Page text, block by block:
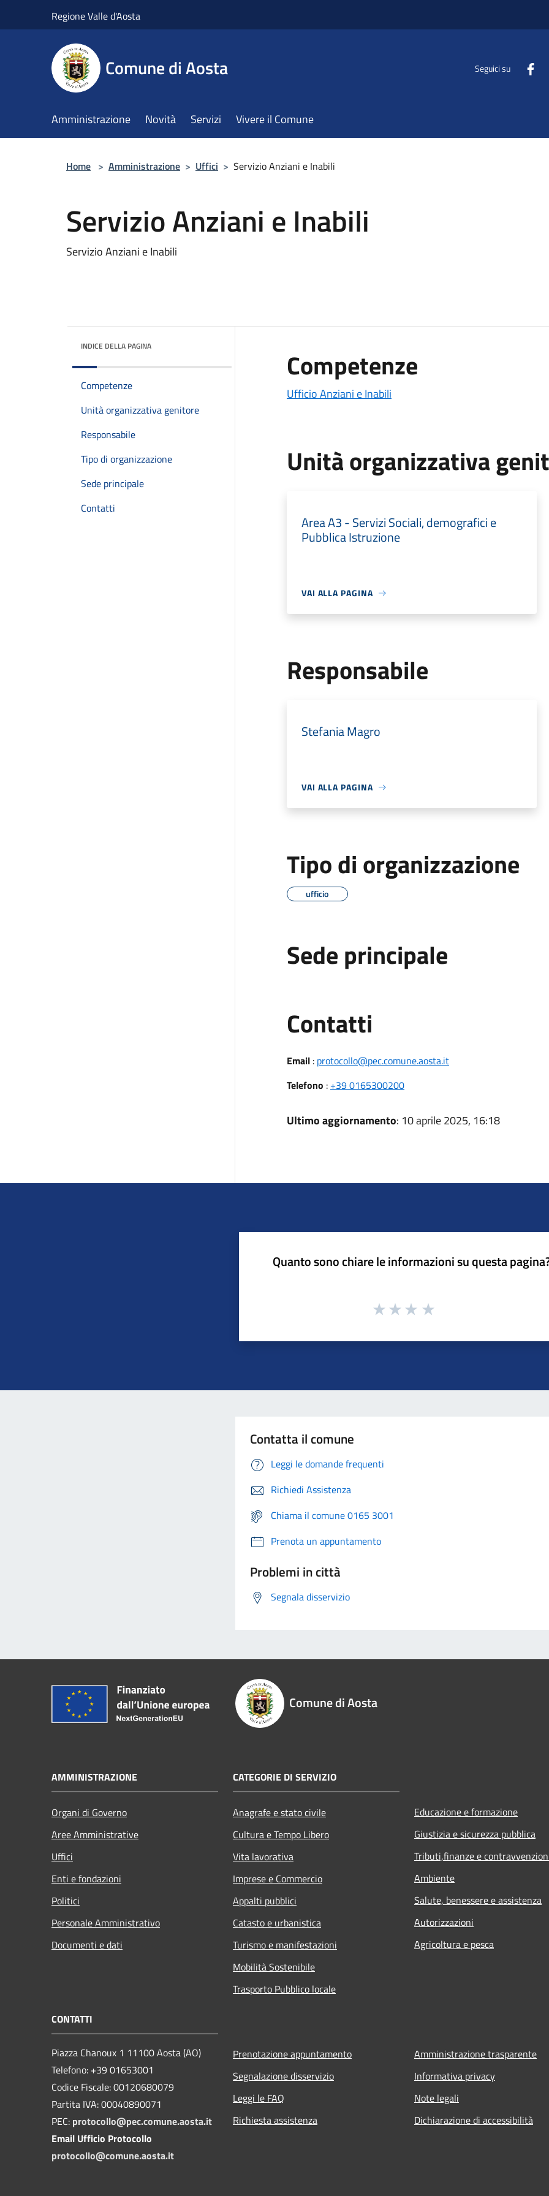
Regione Valle d'Aosta
Comune di Aosta Seguici su
Amministrazione Novità Servizi Vivere il Comune
Home > Amministrazione > Uffici > Servizio Anziani e Inabili
Servizio Anziani e Inabili
Servizio Anziani e Inabili
INDICE DELLA PAGINA
Competenze
Unità organizzativa genitore
Responsabile
Tipo di organizzazione
Sede principale
Contatti
Competenze
Ufficio Anziani e Inabili
Unità organizzativa
Area A3 - Servizi Sociali, demografici e
Pubblica Istruzione
VAI ALLA PAGINA
Responsabile
Stefania Magro
VAI ALLA PAGINA
Tipo di organizzazione
ufficio
Sede principale
Contatti
Email: protocollo@pec.comune.aosta.it
Telefono : +39 0165300200
Ultimo aggiornamento: 10 aprile 2025, 16:18
Quanto sono chiare le informazioni su questa
Contatta il comune
Leggi le domande frequenti
Richiedi Assistenza
Chiama il comune 0165 3001
Prenota un appuntamento
Problemi in città
Segnala disservizio
Comune di Aosta
AMMINISTRAZIONE
Organi di Governo
Aree Amministrative
Uffici
Enti e fondazioni
Politici
Personale Amministrativo
Documenti e dati
CATEGORIE DI SERVIZIO
Anagrafe e stato civile
Cultura e Tempo Libero
Vita lavorativa
Imprese e Commercio
Appalti pubblici
Catasto e urbanistica
Turismo e manifestazioni
Mobilità Sostenibile
Trasporto Pubblico locale
Educazione e formazione
Giustizia e sicurezza pubblica
Tributi,finanze e
Ambiente
Salute, benessere e assistenza
Autorizzazioni
Agricoltura e pesca
CONTATTI
Piazza Chanoux 1 11100 Aosta (AO)
Telefono: +39 01653001
Codice Fiscale: 00120680079
Partita IVA: 00040890071
PEC: protocollo@pec.comune.aosta.it
Email Ufficio Protocollo
protocollo@comune.aosta.it
Prenotazione appuntamento
Segnalazione disservizio
Leggi le FAQ
Richiesta assistenza
Amministrazione trasparente
Informativa privacy
Note legali
Dichiarazione di accessibilità